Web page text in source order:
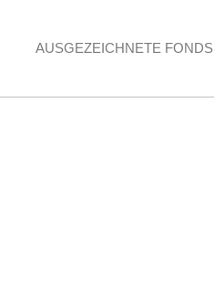
AUSGEZEICHNETE FONDS